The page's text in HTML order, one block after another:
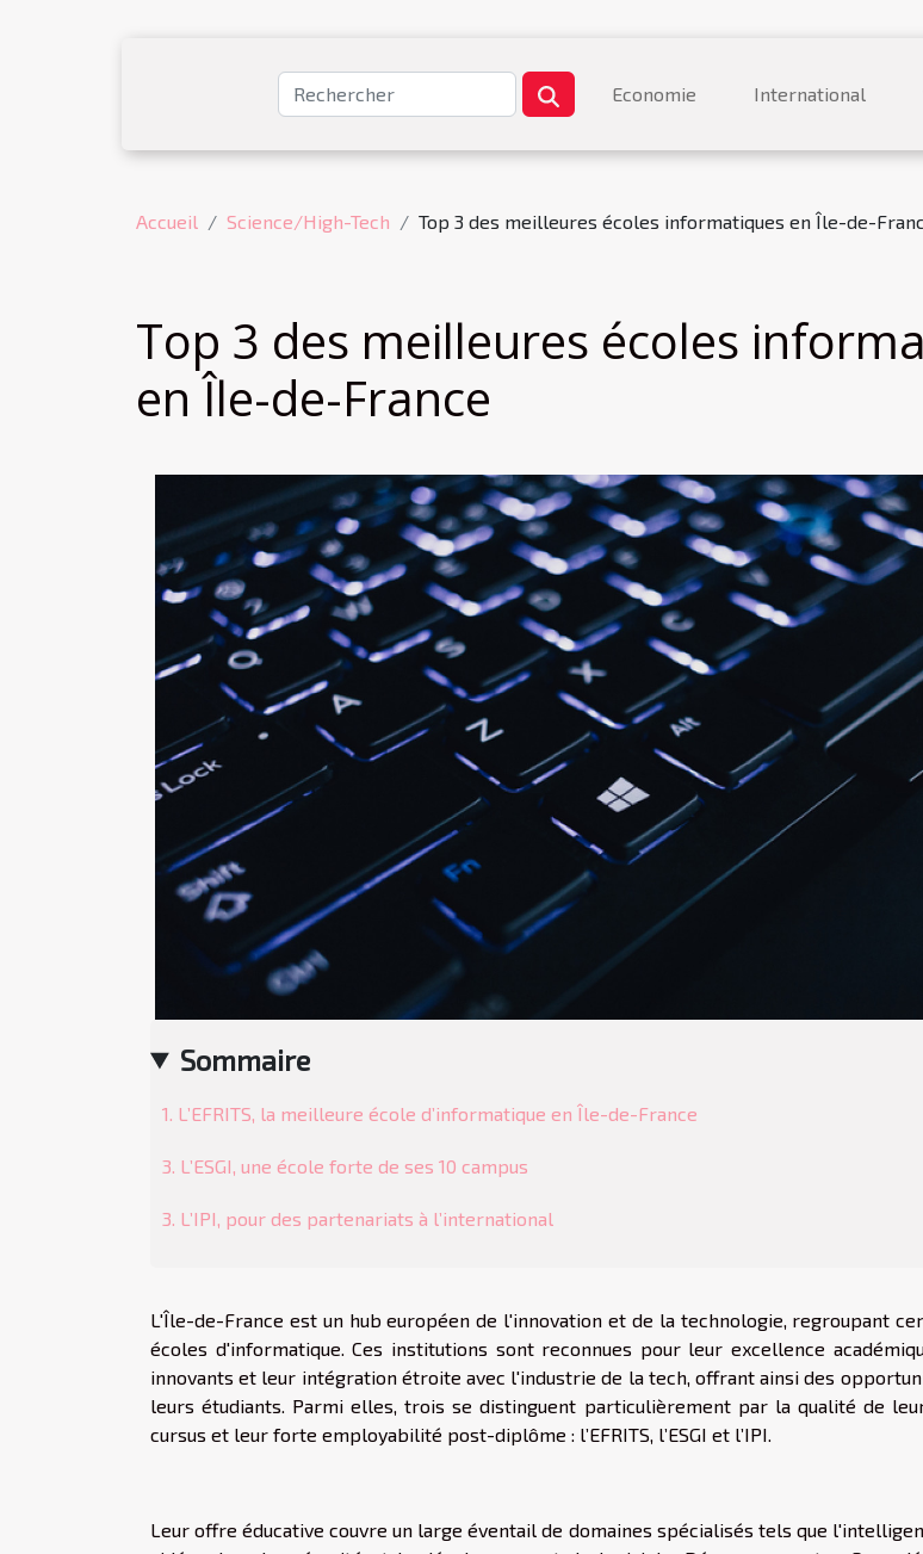
Economie International
Accueil Science/High-Tech Top 3 des meilleures écoles informatiques en Île-de-
Top 3 des meilleures écoles
en Île-de-France
Sommaire
1. L’EFRITS, la meilleure école d’informatique en Île-de-France
3. L’ESGI, une école forte de ses 10 campus
3. L’IPI, pour des partenariats à l’international
L'Île-de-France est un hub européen de l'innovation et de la technologie, regroupant
écoles d'informatique. Ces institutions sont reconnues pour leur excellence
innovants et leur intégration étroite avec l'industrie de la tech, offrant ainsi des
leurs étudiants. Parmi elles, trois se distinguent particulièrement par la qualité de
cursus et leur forte employabilité post-diplôme : l’EFRITS, l’ESGI et l’IPI.
Leur offre éducative couvre un large éventail de domaines spécialisés tels que